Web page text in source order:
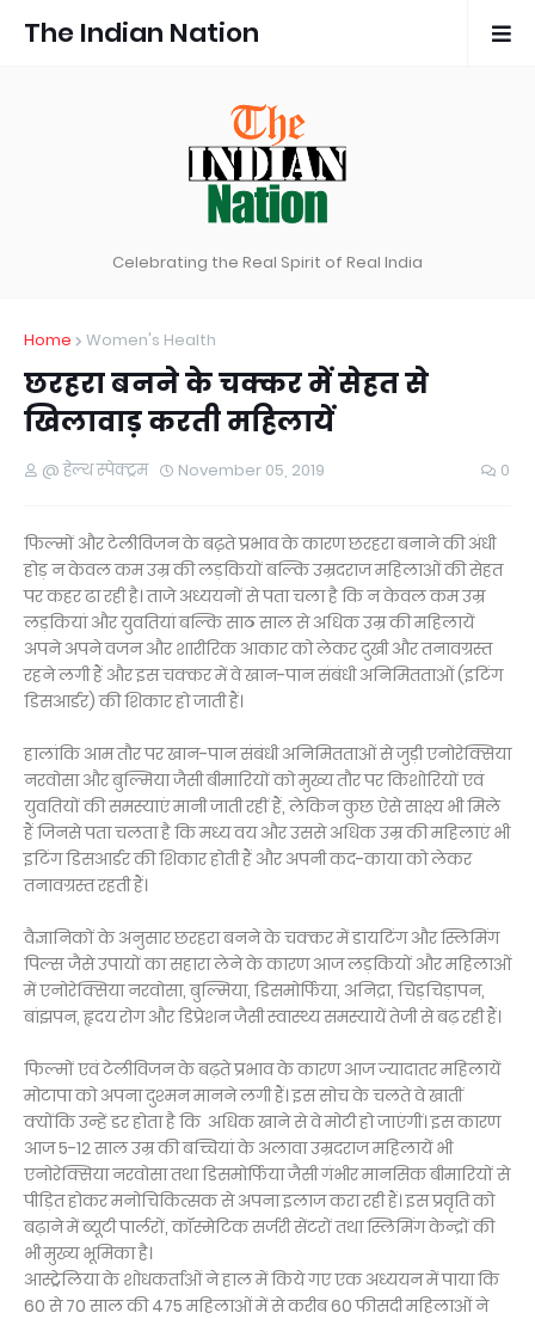
The Indian Nation
Celebrating the Real Spirit of Real India
Home Women's Health
छरहरा बनने के चक्कर में सेहत से
खिलावाड़ करती महिलायें
@ हेल्थ स्पेक्ट्रम November 05, 2019 0
फिल्मों और टेलीविजन के बढ़़ते प्रभाव के कारण छरहरा बनाने की अंधी
होड़ न केवल कम उम्र की लड़कियों बल्कि उम्रदराज महिलाओं की सेहत
पर कहर ढा रही है। ताजे अध्ययनों से पता चला है कि न केवल कम उम्र
लड़कियां और युवतियां बल्कि साठ साल से अधिक उम्र की महिलायें
अपने अपने वजन और शारीरिक आकार को लेकर दुखी और तनावग्रस्त
रहने लगी हैं और इस चक्कर में वे खान-पान संबंधी अनिमितताओं (इटिंग
डिसआर्डर) की शिकार हो जाती हैं।
हालांकि आम तौर पर खान-पान संबंधी अनिमितताओं से जुड़ी एनोरेक्सिया
नरवोसा और बुल्मिया जैसी बीमारियों को मुख्य तौर पर किशोरियों एवं
युवतियों की समस्याएं मानी जाती रहीं हैं, लेकिन कुछ ऐसे साक्ष्य भी मिले
हैं जिनसे पता चलता है कि मध्य वय और उससे अधिक उम्र की महिलाएं भी
इटिंग डिसआर्डर की शिकार होती हैं और अपनी कद-काया को लेकर
तनावग्रस्त रहती हैं।
वैज्ञानिकों के अनुसार छरहरा बनने के चक्कर में डायटिंग और स्लिमिंग
पिल्स जैसे उपायों का सहारा लेने के कारण आज लड़कियों और महिलाओं
में एनोरेक्सिया नरवोसा, बुल्मिया, डिसमोर्फिया, अनिद्रा, चिड़चिड़ापन,
बांझपन, हृदय रोग और डिप्रेशन जैसी स्वास्थ्य समस्यायें तेजी से बढ़ रही हैं।
फिल्मों एवं टेलीविजन के बढ़ते प्रभाव के कारण आज ज्यादातर महिलायें
मोटापा को अपना दुश्मन मानने लगी हैं। इस सोच के चलते वे खातीं
क्योंकि उन्हें डर होता है कि अधिक खाने से वे मोटी हो जाएंगीं। इस कारण
आज 5-12 साल उम्र की बच्चियां के अलावा उम्रदराज महिलायें भी
एनोरेक्सिया नरवोसा तथा डिसमोर्फिया जैसी गंभीर मानसिक बीमारियों से
पीड़ित होकर मनोचिकित्सक से अपना इलाज करा रही हैं। इस प्रवृति को
बढ़ाने में ब्यूटी पार्लरों, कॉस्मेटिक सर्जरी सेंटरों तथा स्लिमिंग केन्द्रों की
भी मुख्य भूमिका है।
आस्ट्रेलिया के शोधकर्ताओं ने हाल में किये गए एक अध्ययन में पाया कि
60 से 70 साल की 475 महिलाओं में से करीब 60 फीसदी महिलाओं ने